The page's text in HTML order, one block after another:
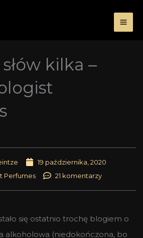
kilka –
19 października, 2020
Perfumes
21 komentarzy
się ostatnio trochę blogiem o
alkoholowa (niedokończona, bo